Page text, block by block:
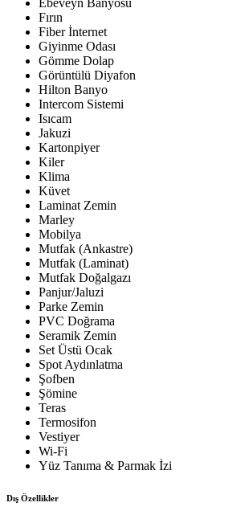
Ebeveyn Banyosu
Fırın
Fiber İnternet
Giyinme Odası
Gömme Dolap
Görüntülü Diyafon
Hilton Banyo
Intercom Sistemi
Isıcam
Jakuzi
Kartonpiyer
Kiler
Klima
Küvet
Laminat Zemin
Marley
Mobilya
Mutfak (Ankastre)
Mutfak (Laminat)
Mutfak Doğalgazı
Panjur/Jaluzi
Parke Zemin
PVC Doğrama
Seramik Zemin
Set Üstü Ocak
Spot Aydınlatma
Şofben
Şömine
Teras
Termosifon
Vestiyer
Wi-Fi
Yüz Tanıma & Parmak İzi
Dış Özellikler